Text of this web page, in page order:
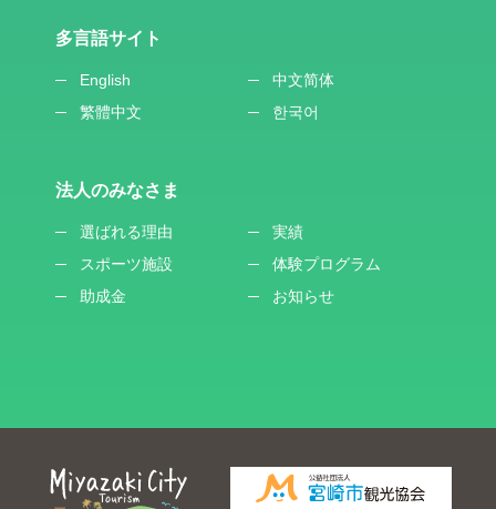
多言語サイト
English
中文简体
繁體中文
한국어
法人のみなさま
選ばれる理由
実績
スポーツ施設
体験プログラム
助成金
お知らせ